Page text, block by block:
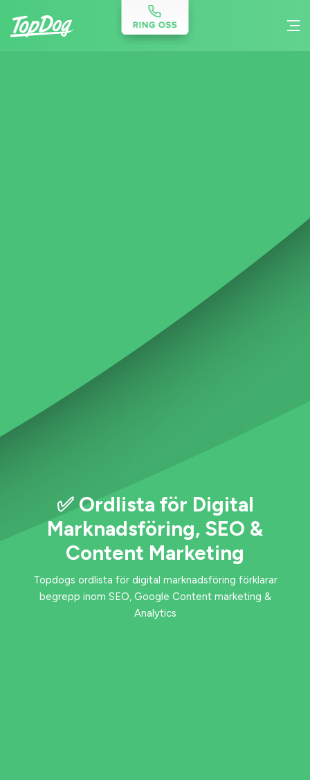
✅ Ordlista för Digital
Marknadsföring, SEO &
Content Marketing
Topdogs ordlista för digital marknadsföring förklarar
begrepp inom SEO, Google Content marketing &
Analytics